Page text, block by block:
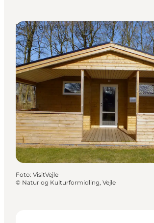
Vandrerhjem
Foto: VisitVejle
© Natur og Kulturformidling, Vejle